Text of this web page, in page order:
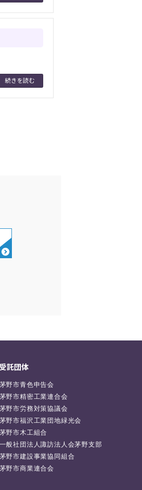
続きを読む
受託団体
茅野市青色申告会
茅野市精密工業連合会
茅野市労務対策協議会
茅野市福沢工業団地緑光会
茅野市木工組合
一般社団法人諏訪法人会茅野支部
茅野市建設事業協同組合
茅野市商業連合会